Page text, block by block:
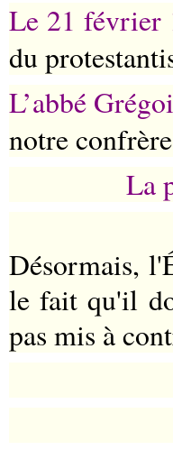
Le 21 février
du
L’abbé
notre
La
Désormais,
le fait qu'il
pas mis à